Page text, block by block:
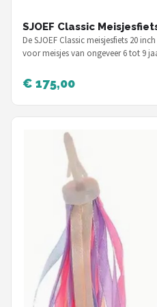
SJOEF Classic
De SJOEF Classic meisjesfiets 20
voor meisjes van ongeveer 6 tot 9
€ 175,00